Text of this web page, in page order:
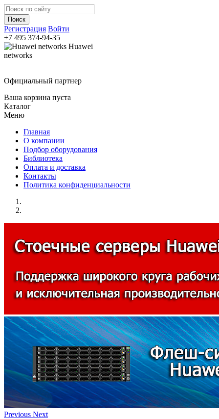
Регистрация Войти
+7 495 374-94-35
Huawei
networks
Официальный партнер
Ваша корзина пуста
Каталог
Меню
Главная
О компании
Подбор оборудования
Библиотека
Оплата и доставка
Контакты
Политика конфиденциальности
Previous Next